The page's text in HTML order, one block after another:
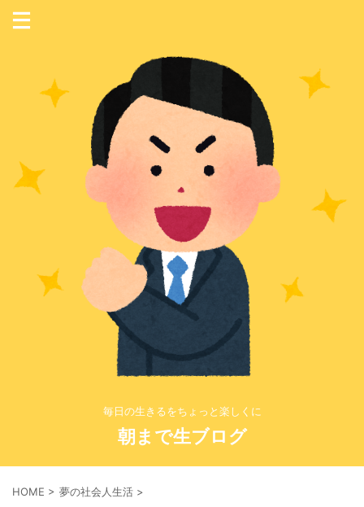
毎日の生きるをちょっと楽しくに
朝まで生ブログ
HOME > 夢の社会人生活 >